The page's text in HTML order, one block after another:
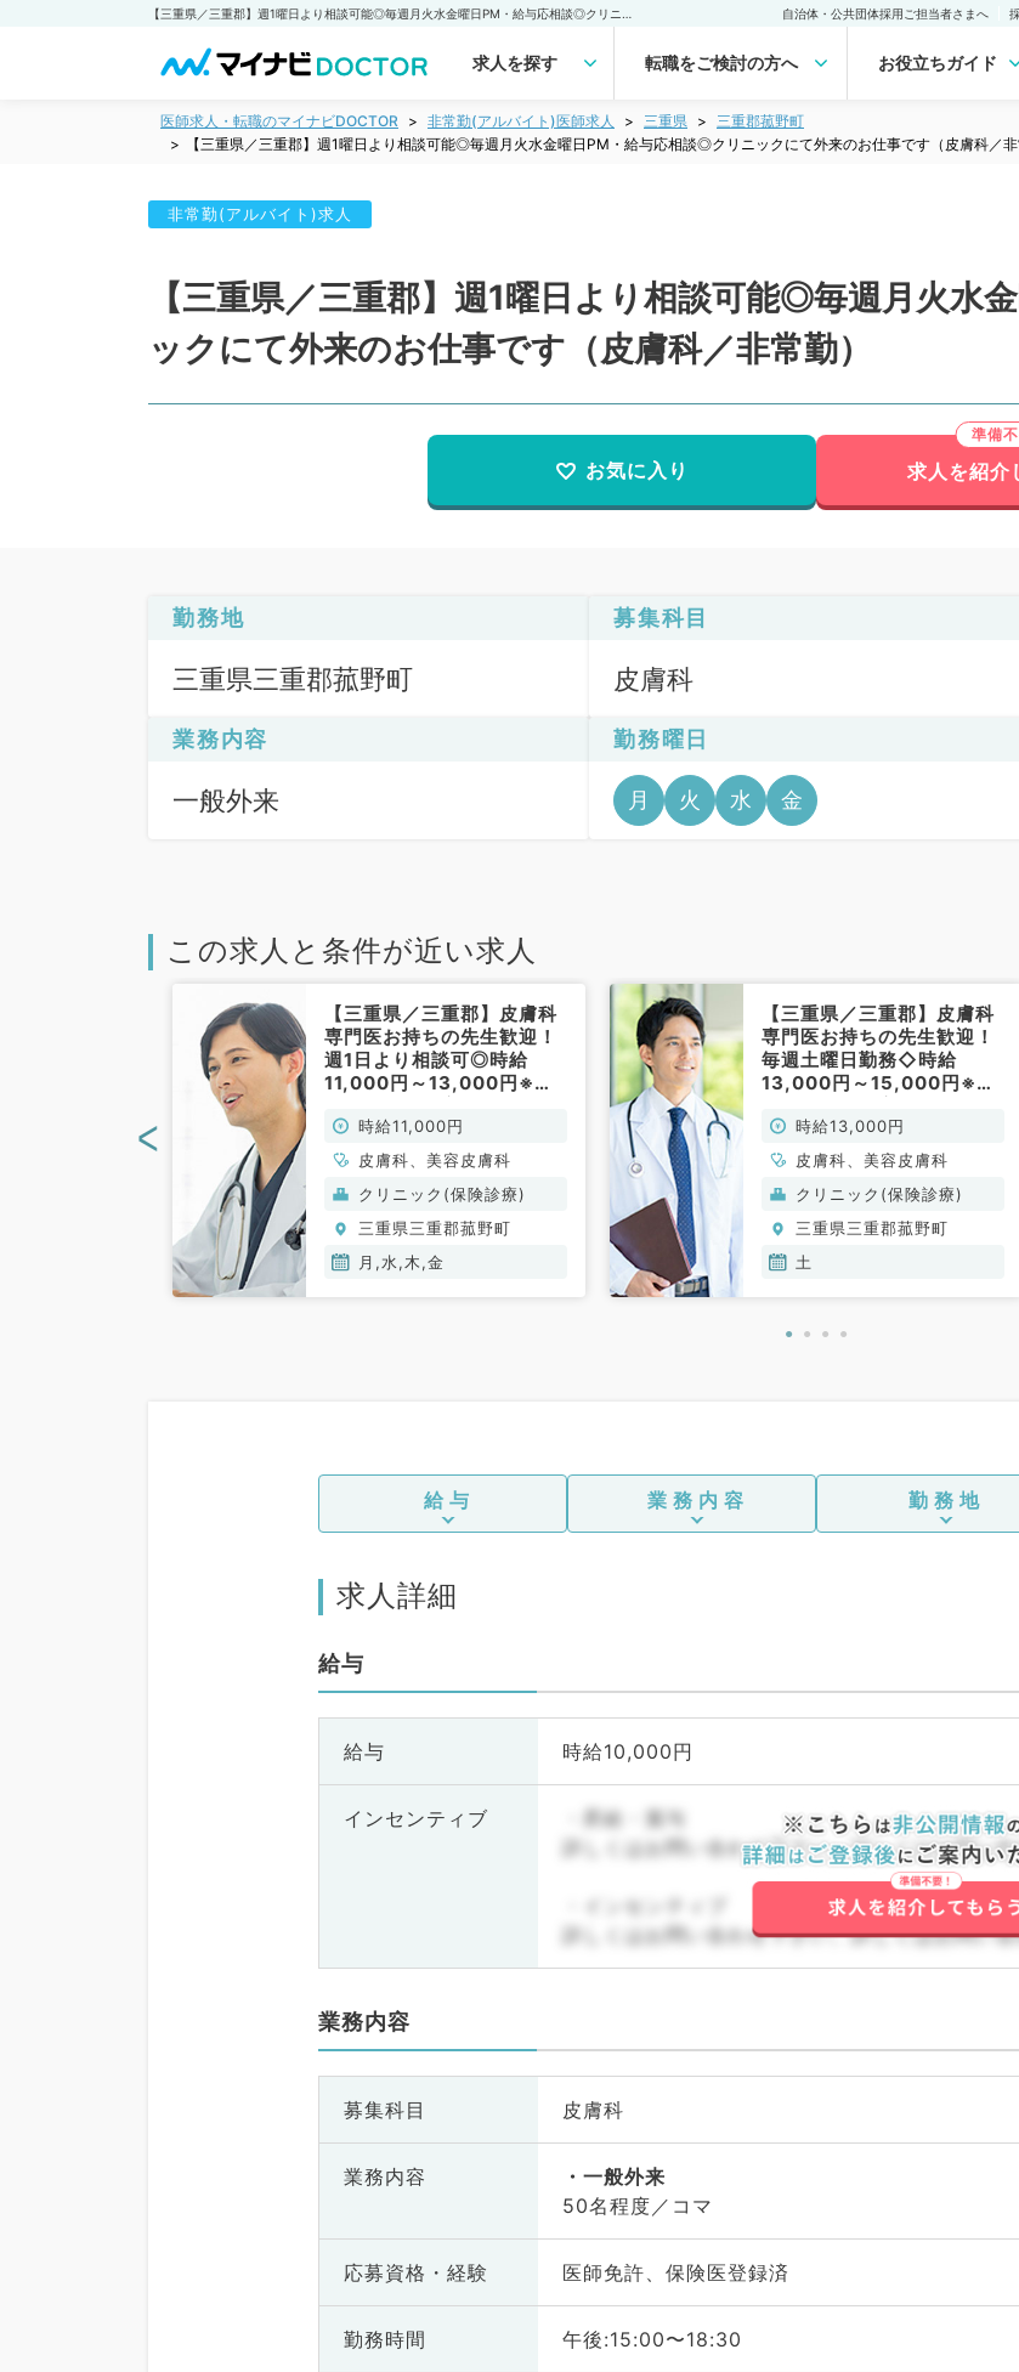
自治体・公共団体採用ご担当者さまへ
求人を探す 転職をご検討の方へ お役立ちガイド
医師求人・転職のマイナビDOCTOR 非常勤(アルバイト)医師求人 三重県
三重郡菰野町
【三重県／三重郡】週1曜日より相談可能◎毎週月火水金曜日PM・給与応相談◎クリニックにて外来のお仕事です（皮膚科／非
非常勤(アルバイト)求人
【三重県／三重郡】週1曜日より相談可能◎毎週月火水
ックにて外来のお仕事です（皮膚科／非常勤）
お気に入り 求人を紹介
勤務地
三重県三重郡菰野町
募集科目
皮膚科
業務内容
一般外来
勤務曜日
月 火 水 金
この求人と条件が近い求人
【三重県／三重郡】皮膚科
専門医お持ちの先生歓迎！
週1日より相談可◎時給
11,000円～13,000円※経
膚科クリニックで保険診
療・自由診療のお仕事です
（皮膚科／非常勤）
時給11,000円
皮膚科、美容皮膚科
クリニック(保険診療)
三重県三重郡菰野町
月,水,木,金
【三重県／三重郡】皮膚科
専門医お持ちの先生歓迎！
毎週土曜日勤務◇時給
13,000円～15,000円※経
膚科クリニックで保険診
療・自由診療のお仕事です
（皮膚科／非常勤）
時給13,000円
皮膚科、美容皮膚科
クリニック(保険診療)
三重県三重郡菰野町
土
<
給与 業務内容 勤務地
求人詳細
給与
給与 時給10,000円
インセンティブ
・昇給・賞与
詳しくはお問い合わせ下さい。詳しくはお問い合
・インセンティブ
詳しくはお問い合わせ下さい。詳しくはお問い合
業務内容
募集科目 皮膚科
業務内容
一般外来
50名程度／コマ
応募資格・ 経験 医師免許、保険医登録済
勤務時間 午後:15:00〜18:30